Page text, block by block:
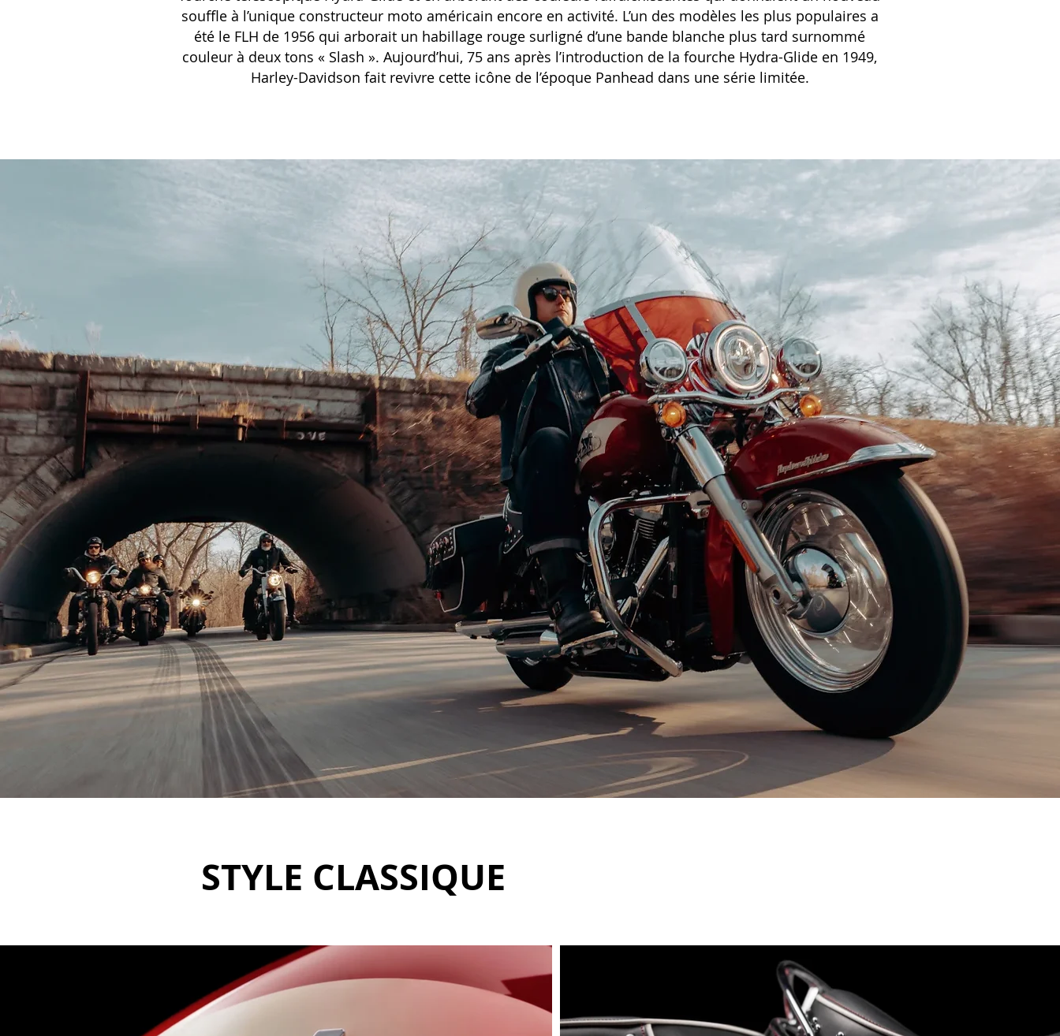
souffle à l’unique constructeur moto américain encore en activité. L’un des modèles les plus populaires a
été le FLH de 1956 qui arborait un habillage rouge surligné d’une bande blanche plus tard surnommé
couleur à deux tons « Slash ». Aujourd’hui, 75 ans après l’introduction de la fourche Hydra-Glide en 1949,
Harley-Davidson fait revivre cette icône de l’époque Panhead dans une série limitée.
STYLE CLASSIQUE